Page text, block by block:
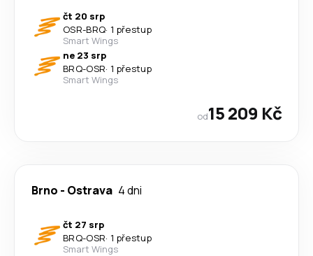
čt 20 srp
OSR-BRQ· 1 přestup
Smart Wings
ne 23 srp
BRQ-OSR· 1 přestup
Smart Wings
od15 209 Kč
Brno - Ostrava 4 dni
čt 27 srp
BRQ-OSR· 1 přestup
Smart Wings